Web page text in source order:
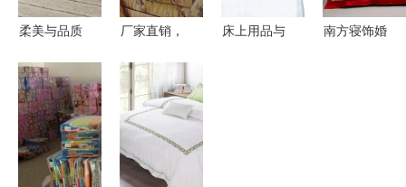
柔美与品质
座家纺全棉
双拼四件套
测评
厂家直销，
99元让你睡
个漂亮觉！
床上用品与
南方寝饰婚